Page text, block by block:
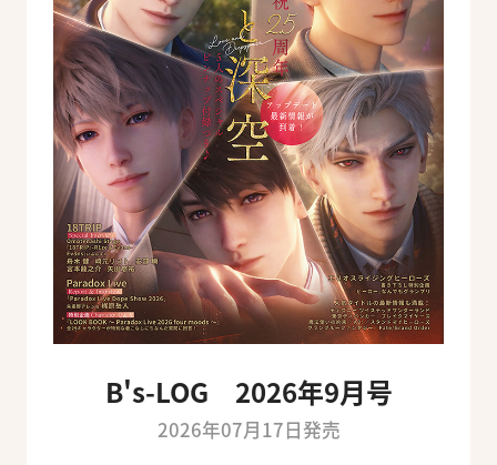
B's-LOG 2026年9月号
2026年07月17日発売